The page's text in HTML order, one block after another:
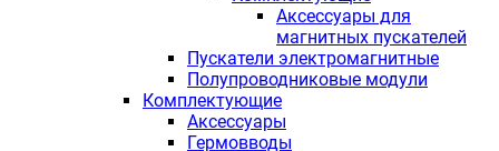
Аксессуары для
магнитных пускателей
Пускатели электромагнитные
Полупроводниковые модули
Комплектующие
Аксессуары
Гермовводы